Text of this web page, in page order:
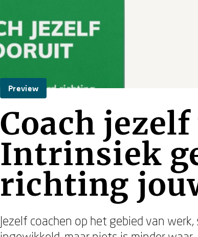
Preview
Coach
Intrinsiek
richting
Jezelf coachen op het gebied van